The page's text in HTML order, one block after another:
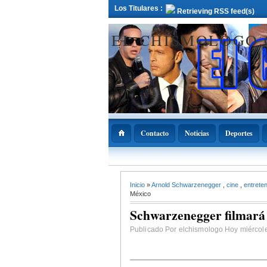
Los Titulares : Retrieving RSS feed(s)
EL
Contacto Noticias Deportes
ADOPAE
11 de diciembre
Bachata
Inicio »Arnold Schwarzenegger cine
México
Schwarzenegger
Publicado Por elchismologo Hoy